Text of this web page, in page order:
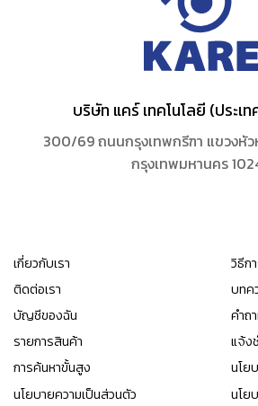
บริษัท แคร์ เทคโนโลยี (ประเ
300/69 ถนนกรุงเทพกรีฑา แขวงหัว
กรุงเทพมหานคร
เกี่ยวกับเรา
ติดต่อเรา
บัญชีของฉัน
รายการสินค้า
การค้นหาขั้นสูง
นโยบายความเป็นส่วนตัว
วิธีก
บทค
คำถ
แจ้ง
นโย
นโย